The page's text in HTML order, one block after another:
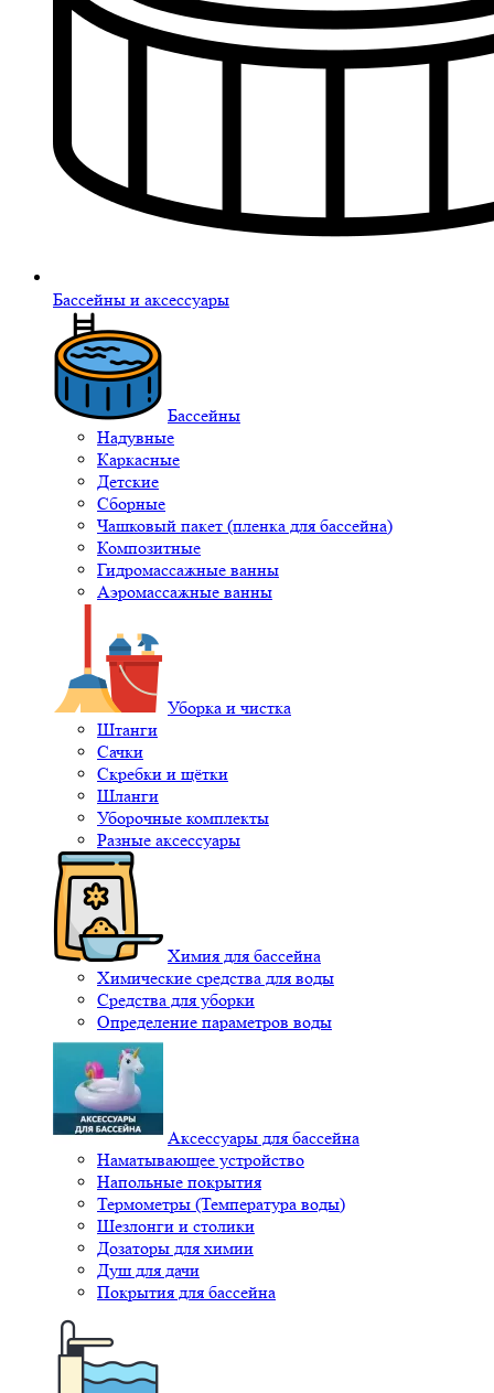
Бассейны и аксессуары
Бассейны
Надувные
Каркасные
Детские
Сборные
Чашковый пакет (пленка для бассейна)
Композитные
Гидромассажные ванны
Аэромассажные ванны
Уборка и чистка
Штанги
Сачки
Скребки и щётки
Шланги
Уборочные комплекты
Разные аксессуары
Химия для бассейна
Химические средства для воды
Средства для уборки
Определение параметров воды
Аксессуары для бассейна
Наматывающее устройство
Напольные покрытия
Термометры (Температура воды)
Шезлонги и столики
Дозаторы для химии
Душ для дачи
Покрытия для бассейна